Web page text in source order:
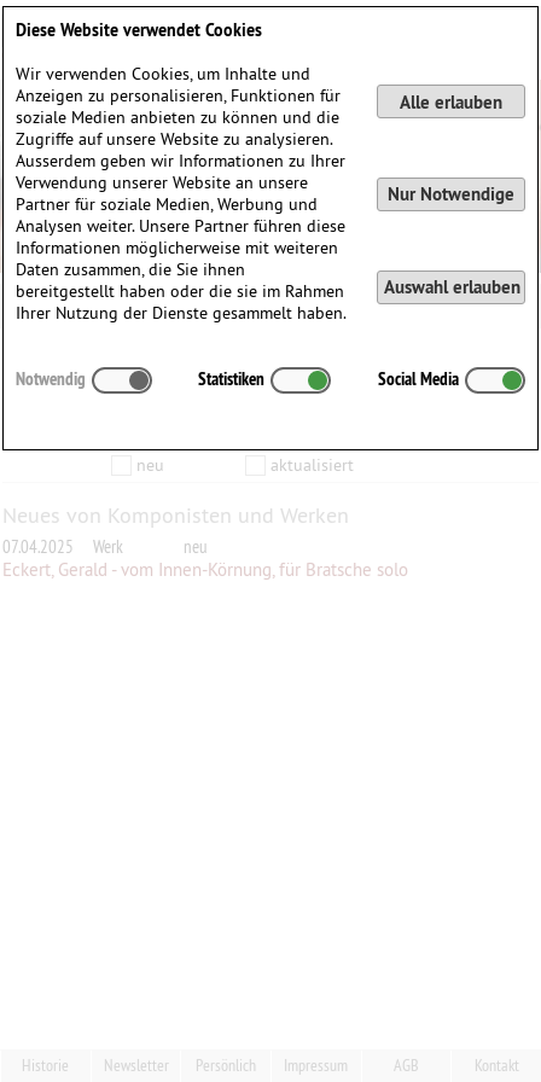
aktualisiert wurden…
Anzeigen
neu
aktualisiert
Neues von Komponisten und Werken
07.04.2025 Werk
neu
Eckert, Gerald - vom Innen-Körnung, für Bratsche solo
Historie Newsletter Persönlich Impressum AGB Kontakt
Diese Website verwendet Cookies
Wir verwenden Cookies, um Inhalte und
Anzeigen zu personalisieren, Funktionen für
soziale Medien anbieten zu können und die
Zugriffe auf unsere Website zu analysieren.
Ausserdem geben wir Informationen zu Ihrer
Verwendung unserer Website an unsere
Partner für soziale Medien, Werbung und
Analysen weiter. Unsere Partner führen diese
Informationen möglicherweise mit weiteren
Daten zusammen, die Sie ihnen
bereitgestellt haben oder die sie im Rahmen
Ihrer Nutzung der Dienste gesammelt haben.
Alle erlauben
Nur Notwendige
Auswahl erlauben
Notwendig Statistiken Social Media